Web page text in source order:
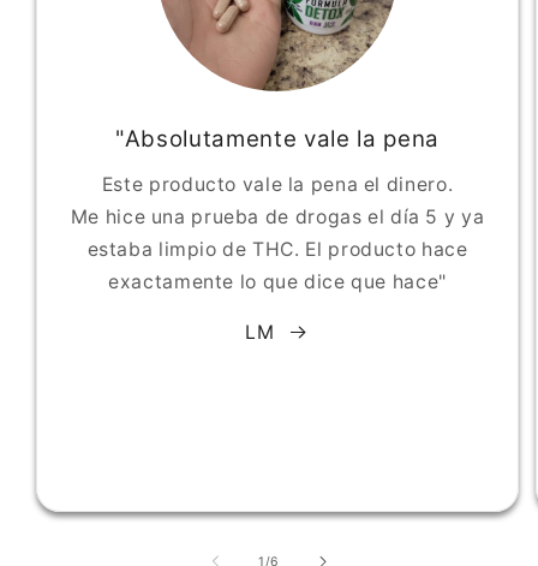
"Absolutamente vale la pena
Este producto vale la pena el dinero.
Me hice una prueba de drogas el día 5 y ya
estaba limpio de THC. El producto hace
exactamente lo que dice que hace"
LM
1 /de
6